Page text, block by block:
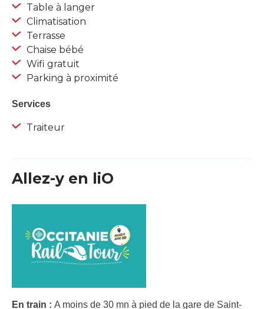
Table à langer
Climatisation
Terrasse
Chaise bébé
Wifi gratuit
Parking à proximité
Services
Traiteur
Allez-y en liO
En train : A moins de 30 mn à pied de la gare de Saint-